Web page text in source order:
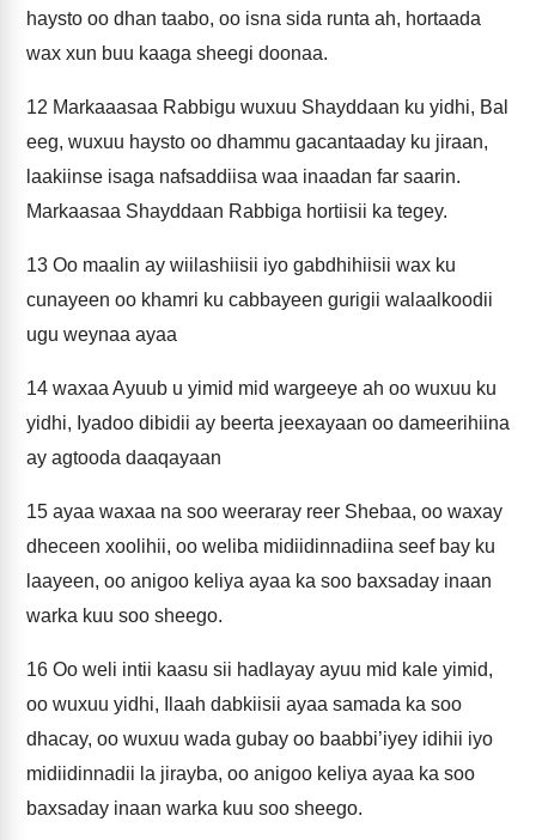
haysto oo dhan taabo, oo isna sida runta ah, hortaada
wax xun buu kaaga sheegi doonaa.
12 Markaaasaa Rabbigu wuxuu Shayddaan ku yidhi, Bal
eeg, wuxuu haysto oo dhammu gacantaaday ku jiraan,
laakiinse isaga nafsaddiisa waa inaadan far saarin.
Markaasaa Shayddaan Rabbiga hortiisii ka tegey.
13 Oo maalin ay wiilashiisii iyo gabdhihiisii wax ku
cunayeen oo khamri ku cabbayeen gurigii walaalkoodii
ugu weynaa ayaa
14 waxaa Ayuub u yimid mid wargeeye ah oo wuxuu ku
yidhi, Iyadoo dibidii ay beerta jeexayaan oo dameerihiina
ay agtooda daaqayaan
15 ayaa waxaa na soo weeraray reer Shebaa, oo waxay
dheceen xoolihii, oo weliba midiidinnadiina seef bay ku
laayeen, oo anigoo keliya ayaa ka soo baxsaday inaan
warka kuu soo sheego.
16 Oo weli intii kaasu sii hadlayay ayuu mid kale yimid,
oo wuxuu yidhi, Ilaah dabkiisii ayaa samada ka soo
dhacay, oo wuxuu wada gubay oo baabbi’iyey idihii iyo
midiidinnadii la jirayba, oo anigoo keliya ayaa ka soo
baxsaday inaan warka kuu soo sheego.